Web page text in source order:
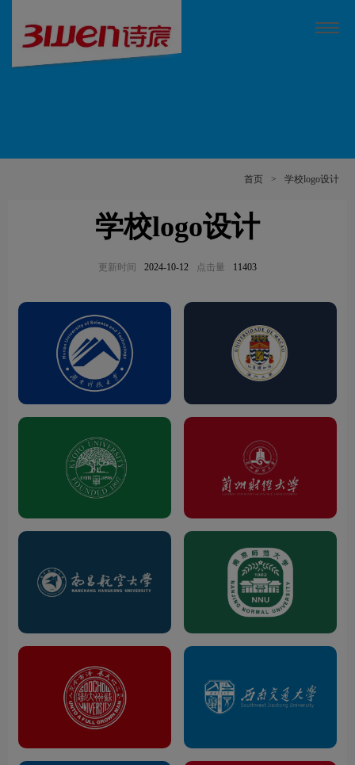
首页 > 学校logo设计
学校logo设计
更新时间 2024-10-12 点击量 11403